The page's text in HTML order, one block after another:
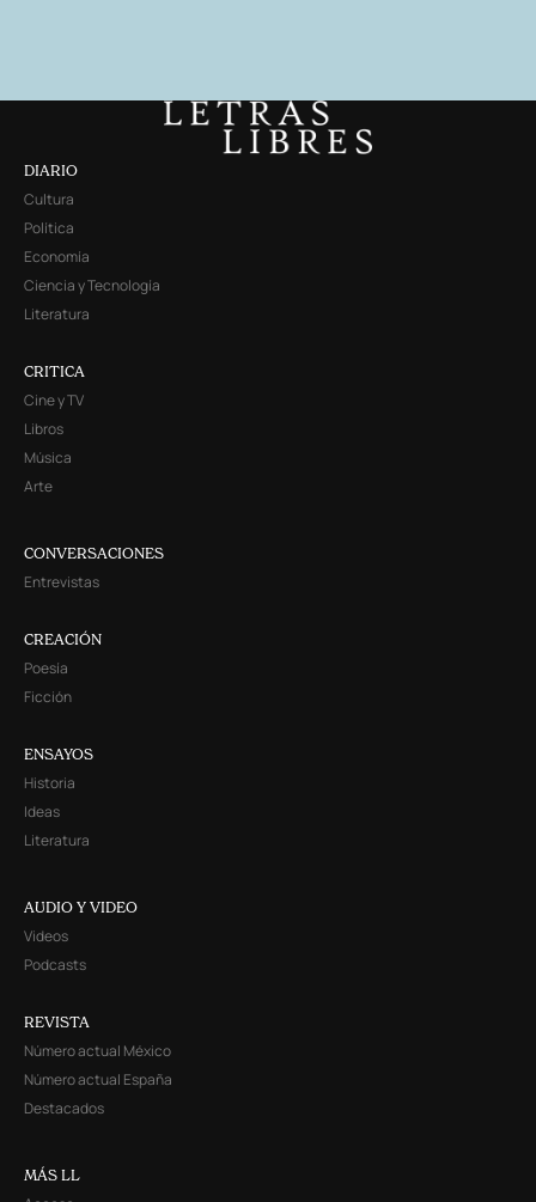
DIARIO
Cultura
Política
Economía
Ciencia y Tecnología
Literatura
CRITICA
Cine y TV
Libros
Música
Arte
CONVERSACIONES
Entrevistas
CREACIÓN
Poesía
Ficción
ENSAYOS
Historia
Ideas
Literatura
AUDIO Y VIDEO
Videos
Podcasts
REVISTA
Número actual México
Número actual España
Destacados
MÁS LL